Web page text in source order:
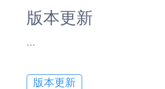
版本更新
​...
版本更新